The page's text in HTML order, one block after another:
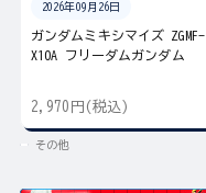
2026年09月26日
ガンダムミキシマイズ ZGMF-
X10A フリーダムガンダム
2,970円(税込)
その他